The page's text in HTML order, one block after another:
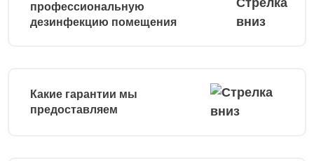
профессиональную
дезинфекцию помещения
Какие гарантии мы
предоставляем